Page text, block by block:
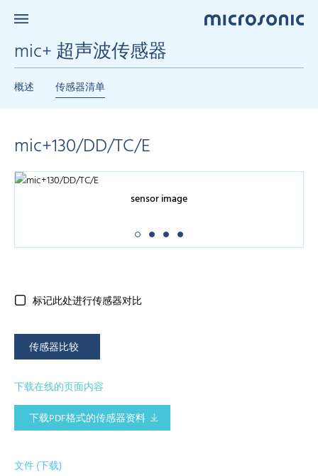
mic+ 超声波传感器
概述 传感器清单
mic+130/DD/TC/E
sensor image
标记此处进行传感器对比
传感器比较
下载在线的页面内容
下载PDF格式的传感器资料
文件 (下载)